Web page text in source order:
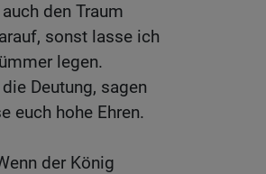
den Traum
sonst lasse ich
legen.
Deutung, sagen
euch hohe Ehren.
der König